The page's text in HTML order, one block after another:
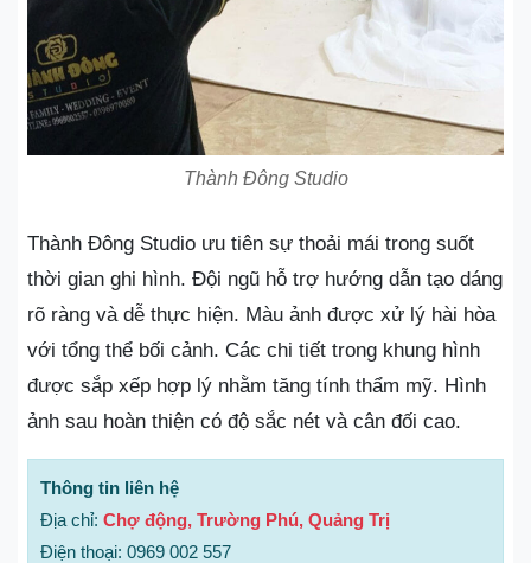
Thành Đông Studio
Thành Đông Studio ưu tiên sự thoải mái trong suốt
thời gian ghi hình. Đội ngũ hỗ trợ hướng dẫn tạo dáng
rõ ràng và dễ thực hiện. Màu ảnh được xử lý hài hòa
với tổng thể bối cảnh. Các chi tiết trong khung hình
được sắp xếp hợp lý nhằm tăng tính thẩm mỹ. Hình
ảnh sau hoàn thiện có độ sắc nét và cân đối cao.
Thông tin liên hệ
Địa chỉ: Chợ động, Trường Phú, Quảng Trị
Điện thoại: 0969 002 557